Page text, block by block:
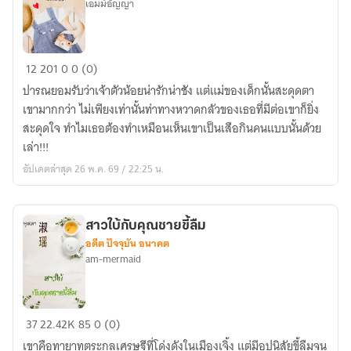
วุ่น
รัก
นัก
ขาย
วัย
แพ
ม
1220100 (0)
ปารณยอมรับว่าเจ้าตัวน้อยน่ารักน่าชัง แต่แม่ของเด็กนั้นสะดุดตา
เขามากกว่า ไม่เพียงเท่านั้นท่าทางหวาดกลัวของเธอที่มีต่อเขาก็ยิ่ง
สะดุดใจ ทำไมเธอต้องทำเหมือนเห็นเขาเป็นเสือกินคนแบบนั้นด้วย
เล่า!!!
อัปเดตล่าสุด 26 พ.ค. 69 / 22:25 น.
สาว
สาวใบ้กับคุณชายขี้ลืม
อดีต ปัจจุบัน อนาคต
am-mermaid
3722.42K850 (0)
เขาคือทายาทตระกูลเศรษฐีที่โด่งดังในเมืองเจิ้ง แต่มีอุปนิสัยขี้ลืมจน